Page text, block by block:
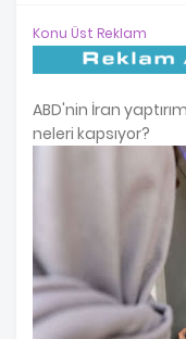
Konu Üst Reklam
ABD'nin İran
neleri kapsıyor?